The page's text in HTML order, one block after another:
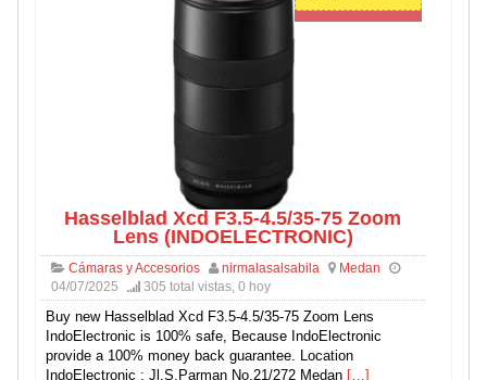
Hasselblad Xcd F3.5-4.5/35-75 Zoom
Lens (INDOELECTRONIC)
Cámaras y Accesorios nirmalasalsabila
Medan
04/07/2025
305 total vistas, 0 hoy
Buy new Hasselblad Xcd F3.5-4.5/35-75 Zoom Lens
IndoElectronic is 100% safe, Because IndoElectronic
provide a 100% money back guarantee. Location
IndoElectronic : Jl.S.Parman No.21/272 Medan […]